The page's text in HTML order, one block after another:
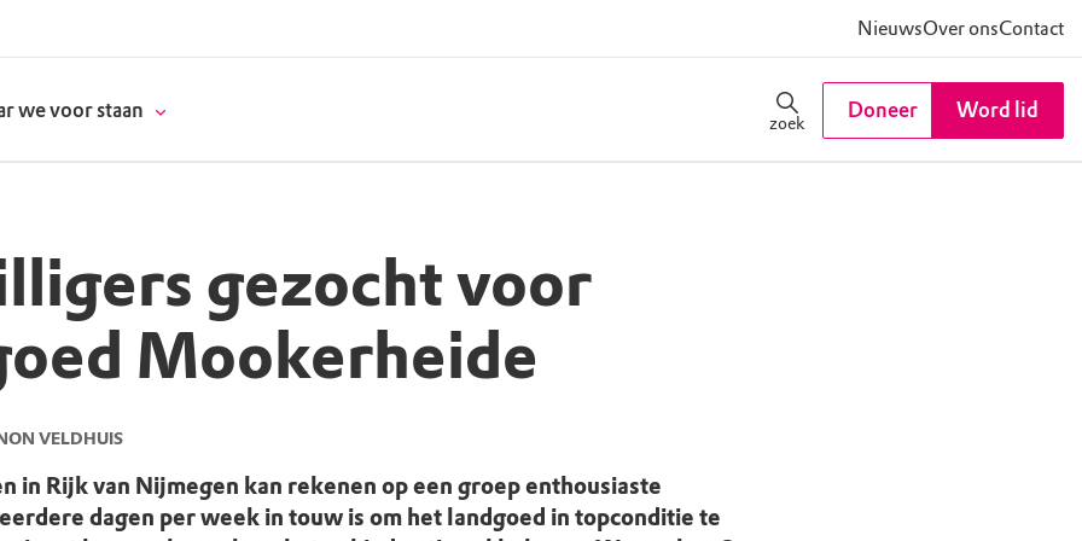
NieuwsOver onsContact
we voor staan
zoek
Doneer Word lid
gezocht voor
Mookerheide
VELDHUIS
in Rijk van Nijmegen kan rekenen op een groep enthousiaste
dagen per week in touw is om het landgoed in topconditie te